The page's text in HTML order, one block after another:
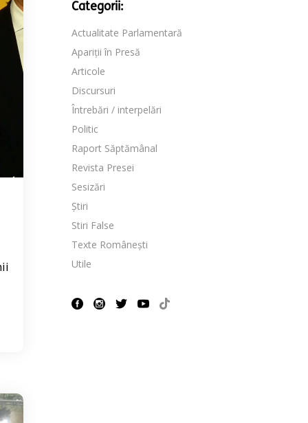
Categorii:
Actualitate Parlamentară
Apariții în Presă
Articole
Discursuri
Întrebări / interpelări
Politic
Raport Săptămânal
Revista Presei
Sesizări
Știri
Stiri False
Texte Românești
Utile